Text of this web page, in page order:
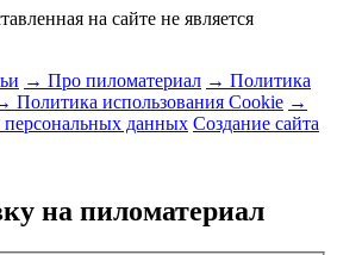
на сайте не является
→ Про пиломатериал → Политика
Политика использования Cookie →
персональных данных Создание сайта
на пиломатериал